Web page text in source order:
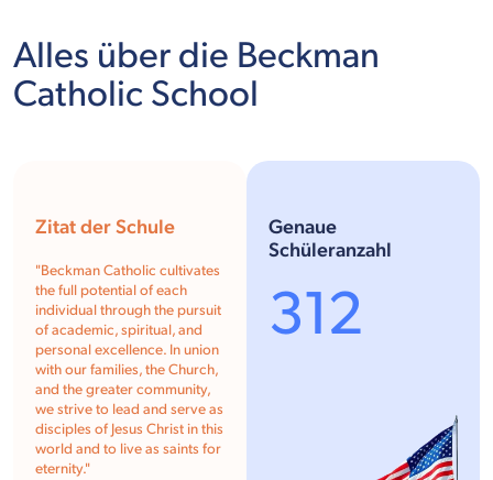
Alles über die Beckman
Catholic School
Zitat der Schule
"Beckman Catholic cultivates
the full potential of each
individual through the pursuit
of academic, spiritual, and
personal excellence. In union
with our families, the Church,
and the greater community,
we strive to lead and serve as
disciples of Jesus Christ in this
world and to live as saints for
eternity."
Genaue
Schüleranzahl
312